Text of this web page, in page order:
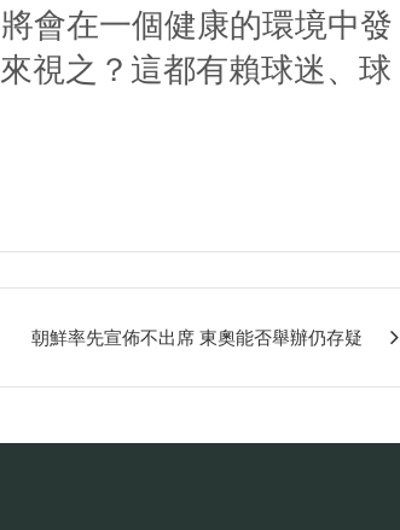
會在一個健康的環境中發
視之？這都有賴球迷、球
朝鮮率先宣佈不出席 東奧能否舉辦仍存疑